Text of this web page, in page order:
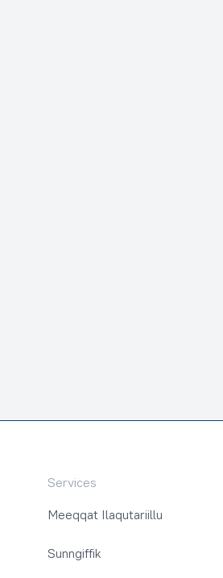
Services
Meeqqat Ilaqutariillu
Sunngiffik